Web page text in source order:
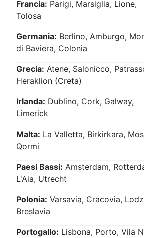
Francia: Parigi, Marsiglia, Lione,
Tolosa
Germania: Berlino, Amburgo,
di Baviera, Colonia
Grecia: Atene, Salonicco,
Heraklion (Creta)
Irlanda: Dublino, Cork, Galway,
Limerick
Malta: La Valletta, Birkirkara,
Qormi
Paesi Bassi: Amsterdam,
L'Aia, Utrecht
Polonia: Varsavia, Cracovia,
Breslavia
Portogallo: Lisbona, Porto, Vila